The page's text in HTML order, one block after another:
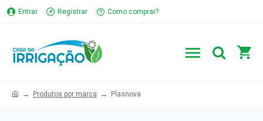
Entrar Registrar Como comprar?
Produtos por marca Plasnova